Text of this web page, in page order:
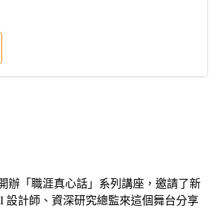
辦「職涯真心話」系列講座，邀請了新
設計師、資深研究總監來這個舞台分享